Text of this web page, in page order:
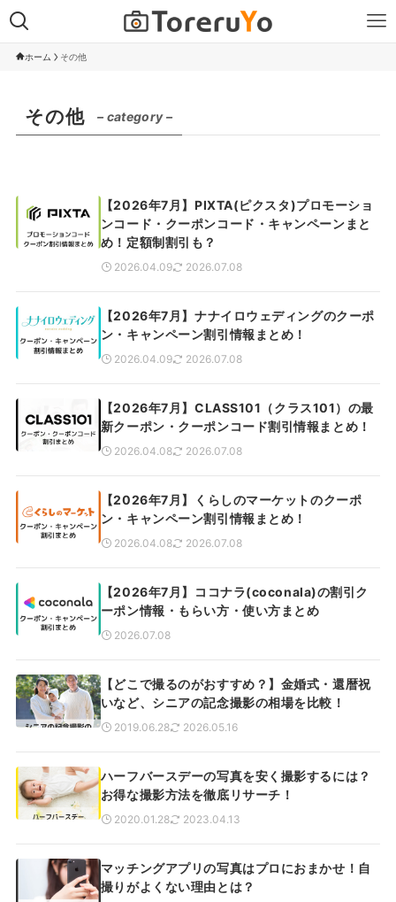
ホーム その他
その他 – category –
【2026年7月】PIXTA(ピクスタ)プロモーショ
ンコード・クーポンコード・キャンペーンまと
め！定額制割引も？
2026.04.09 2026.07.08
【2026年7月】ナナイロウェディングのクーポ
ン・キャンペーン割引情報まとめ！
2026.04.09 2026.07.08
【2026年7月】CLASS101（クラス101）の最
新クーポン・クーポンコード割引情報まとめ！
2026.04.08 2026.07.08
【2026年7月】くらしのマーケットのクーポ
ン・キャンペーン割引情報まとめ！
2026.04.08 2026.07.08
【2026年7月】ココナラ(coconala)の割引ク
ーポン情報・もらい方・使い方まとめ
2026.07.08
【どこで撮るのがおすすめ？】金婚式・還暦祝
いなど、シニアの記念撮影の相場を比較！
2019.06.28 2026.05.16
ハーフバースデーの写真を安く撮影するには？
お得な撮影方法を徹底リサーチ！
2020.01.28 2023.04.13
マッチングアプリの写真はプロにおまかせ！自
撮りがよくない理由とは？